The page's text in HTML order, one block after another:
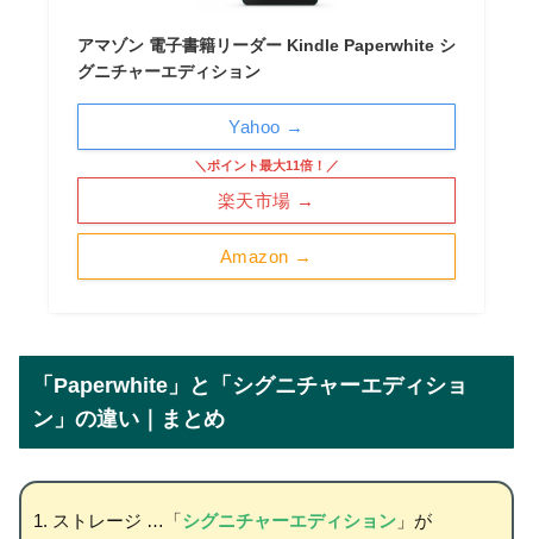
アマゾン 電子書籍リーダー Kindle Paperwhite シ
グニチャーエディション
Amazon →
＼ポイント最大11倍！／
楽天市場 →
Yahoo →
「Paperwhite」と「シグニチャーエディショ
ン」の違い｜まとめ
ストレージ …「シグニチャーエディション」が